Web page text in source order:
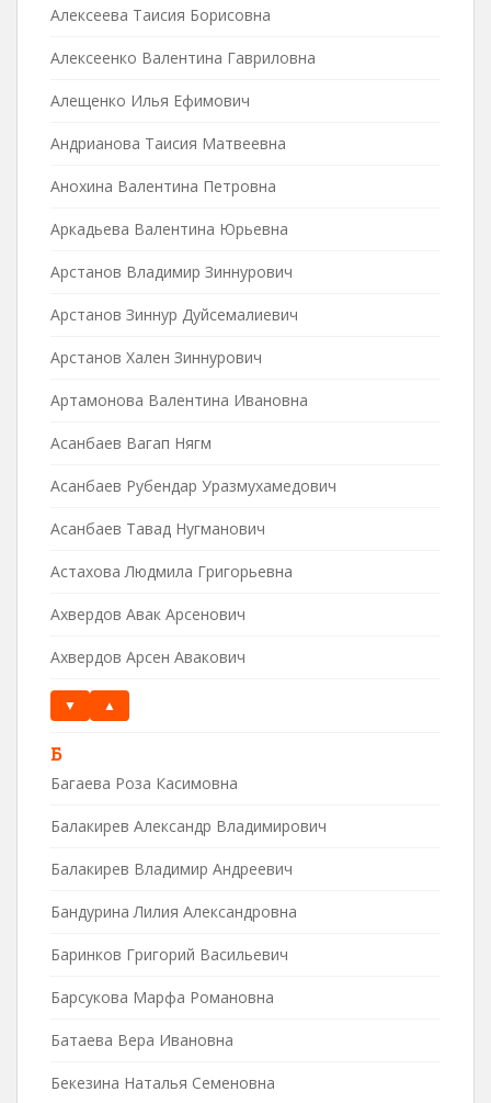
Алексеева Таисия Борисовна
Алексеенко Валентина Гавриловна
Алещенко Илья Ефимович
Андрианова Таисия Матвеевна
Анохина Валентина Петровна
Аркадьева Валентина Юрьевна
Арстанов Владимир Зиннурович
Арстанов Зиннур Дуйсемалиевич
Арстанов Хален Зиннурович
Артамонова Валентина Ивановна
Асанбаев Вагап Нягм
Асанбаев Рубендар Уразмухамедович
Асанбаев Тавад Нугманович
Астахова Людмила Григорьевна
Ахвердов Авак Арсенович
Ахвердов Арсен Авакович
▼ ▲
Б
Багаева Роза Касимовна
Балакирев Александр Владимирович
Балакирев Владимир Андреевич
Бандурина Лилия Александровна
Баринков Григорий Васильевич
Барсукова Марфа Романовна
Батаева Вера Ивановна
Бекезина Наталья Семеновна